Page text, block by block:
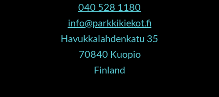
040 528 1180
info@parkkikiekot.fi
Havukkalahdenkatu 35
70840 Kuopio
Finland